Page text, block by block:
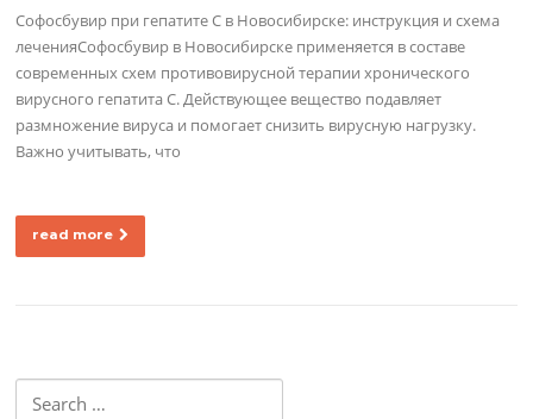
Софосбувир при гепатите C в Новосибирске: инструкция и схема
леченияСофосбувир в Новосибирске применяется в составе
современных схем противовирусной терапии хронического
вирусного гепатита C. Действующее вещество подавляет
размножение вируса и помогает снизить вирусную нагрузку.
Важно учитывать, что
read more
Search for: